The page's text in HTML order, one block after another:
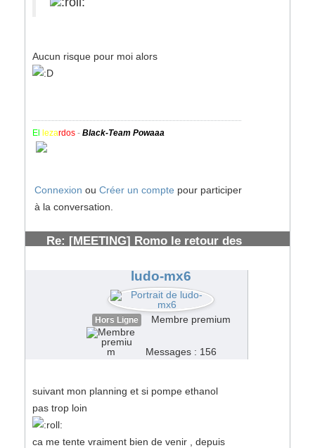
Aucun risque pour moi alors
El lezardos - Black-Team Powaaa
Connexion ou Créer un compte pour participer
à la conversation.
Re: [MEETING] Romo le retour des
ludo-mx6
Hors Ligne Membre premium
Messages : 156
suivant mon planning et si pompe ethanol
pas trop loin
ca me tente vraiment bien de venir , depuis